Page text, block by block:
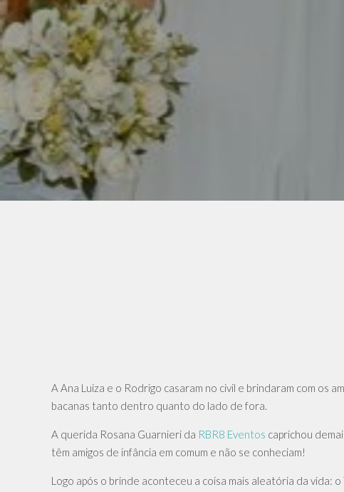
A Ana Luiza e o Rodrigo casaram no civil e brindaram com os
bacanas tanto dentro quanto do lado de fora.
A querida Rosana Guarnieri da RBR8 Eventos caprichou
têm amigos de infância em comum e não se conheciam!
Logo após o brinde aconteceu a coisa mais aleatória da